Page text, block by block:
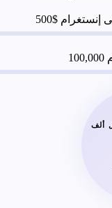
إنستغرام $500
100,000
ألف